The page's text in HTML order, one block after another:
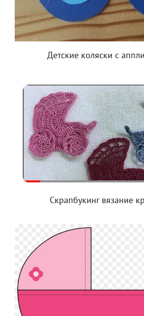
Детские коляски с
Скрапбукинг вязание